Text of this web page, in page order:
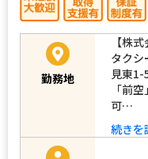
勤務地
【株
タクシ
見東1-
「前
可…
続きを